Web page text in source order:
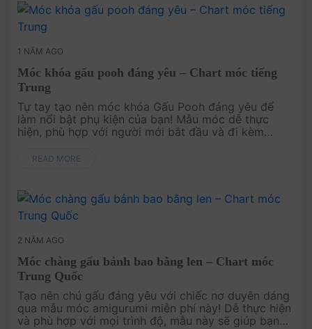
1 NĂM AGO
Móc khóa gấu pooh đáng yêu – Chart móc tiếng
Trung
Tự tay tạo nên móc khóa Gấu Pooh đáng yêu để
làm nổi bật phụ kiện của bạn! Mẫu móc dễ thực
hiện, phù hợp với người mới bắt đầu và đi kèm
một điểm nhấn thú vị ....
READ MORE
2 NĂM AGO
Móc chàng gấu bảnh bao bằng len – Chart móc
Trung Quốc
Tạo nên chú gấu đáng yêu với chiếc nơ duyên dáng
qua mẫu móc amigurumi miễn phí này! Dễ thực hiện
và phù hợp với mọi trình độ, mẫu này sẽ giúp bạn